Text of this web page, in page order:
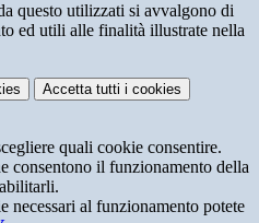
questo utilizzati si avvalgono di
ed utili alle finalità illustrate nella
Accetta tutti i cookies
quali cookie consentire.
consentono il funzionamento della
necessari al funzionamento potete